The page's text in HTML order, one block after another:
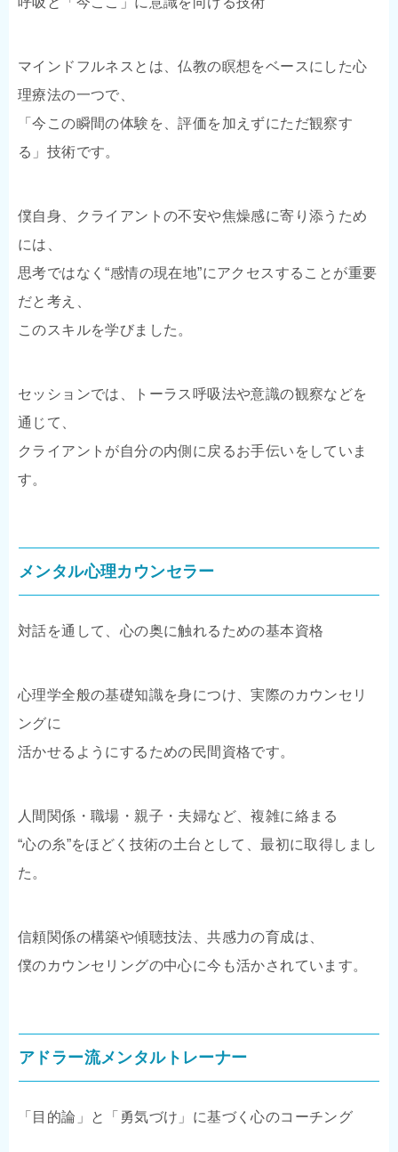
マインドフルネスとは、仏教の瞑想をベースにした心
理療法の一つで、
「今この瞬間の体験を、評価を加えずにただ観察す
る」技術です。
僕自身、クライアントの不安や焦燥感に寄り添うため
には、
思考ではなく“感情の現在地”にアクセスすることが重要
だと考え、
このスキルを学びました。
セッションでは、トーラス呼吸法や意識の観察などを
通じて、
クライアントが自分の内側に戻るお手伝いをしていま
す。
メンタル心理カウンセラー
対話を通して、心の奥に触れるための基本資格
心理学全般の基礎知識を身につけ、実際のカウンセリ
ングに
活かせるようにするための民間資格です。
人間関係・職場・親子・夫婦など、複雑に絡まる
“心の糸”をほどく技術の土台として、最初に取得しまし
た。
信頼関係の構築や傾聴技法、共感力の育成は、
僕のカウンセリングの中心に今も活かされています。
アドラー流メンタルトレーナー
「目的論」と「勇気づけ」に基づく心のコーチング